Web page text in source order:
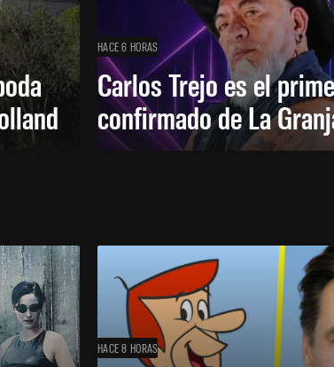
HACE 6 HORAS
Carlos Trejo es el
confirmado de La
HACE 8 HORAS